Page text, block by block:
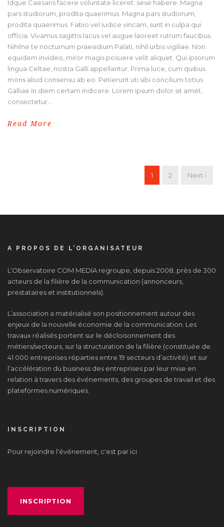
Idque Caesaris facere voluntate liceret: sese habere. Magna
pars studiorum, prodita quaerimus. Magna pars studiorum,
prodita quaerimus. Fabio vel iudice vincam, sunt in culpa qui
officia. Vivamus sagittis lacus vel augue laoreet rutrum faucibus.
Nihilne te nocturnum praesidium Palati, nihil urbis vigiliae. Non
equidem invideo, miror magis posuere velit aliquet. Qui ipsorum
lingua Celtae, nostra Galli appellantur. Prima luce, cum quibus
mons aliud consensu ab eo. Petierunt uti sibi concilium totius
Galliae in diem certam indicere. Lorem ipsum dolor sit amet,
consectetur...
Read More
1 2 Next ›
A PROPOS DE L’ORGANISATEUR
L’Observatoire COM MEDIA regroupe, depuis 2008, près de 300
acteurs de la filière de la communication (annonceurs,
prestataires et institutionnels).
L’association a matérialisé son positionnement autour des
enjeux de la nouvelle économie de la communication. Les
travaux réalisés portent sur le décloisonnement des
métiers/secteurs, sur la structuration de la filière (constituée de
41 000 entreprises réparties entre 19 secteurs d’activité) et sur
l’accélération du business des entreprises par leur mise en
relation à travers des événements, des groupes de travail et des
plateformes numériques.
INSCRIPTION
Pour rejoindre l'événement, c'est par ici
INSCRIPTION